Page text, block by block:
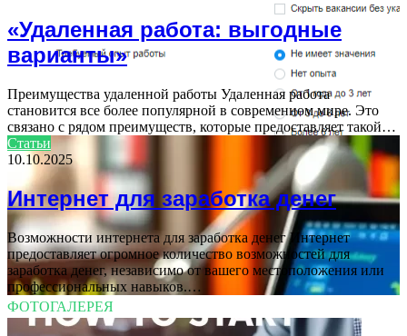
«Удаленная работа: выгодные
варианты»
Преимущества удаленной работы Удаленная работа
становится все более популярной в современном мире. Это
связано с рядом преимуществ, которые предоставляет такой…
Статьи
10.10.2025
Интернет для заработка денег
Возможности интернета для заработка денег Интернет
предоставляет огромное количество возможностей для
заработка денег, независимо от вашего местоположения или
профессиональных навыков.…
ФОТОГАЛЕРЕЯ